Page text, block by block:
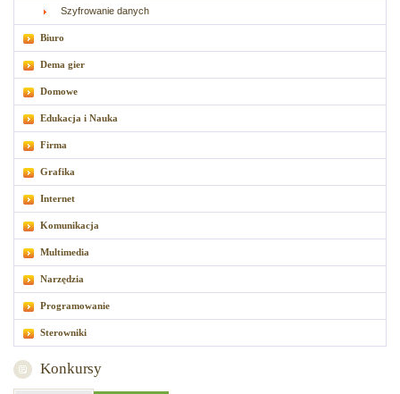
Szyfrowanie danych
Biuro
Dema gier
Domowe
Edukacja i Nauka
Firma
Grafika
Internet
Komunikacja
Multimedia
Narzędzia
Programowanie
Sterowniki
Konkursy